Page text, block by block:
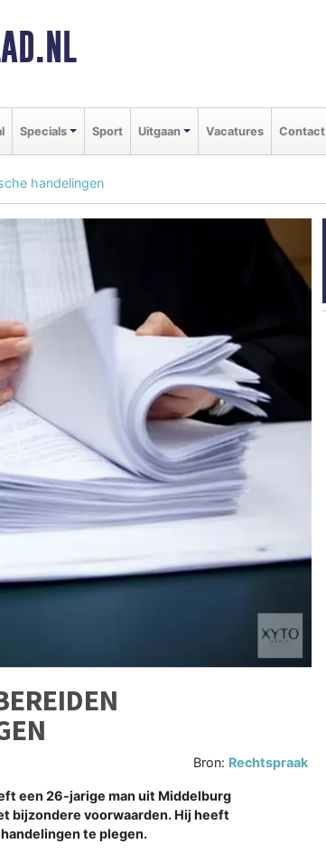
Specials Sport Uitgaan Vacatures Contact
handelingen
Bron: Rechtspraak
een 26-jarige man uit Middelburg
bijzondere voorwaarden. Hij heeft
te plegen.